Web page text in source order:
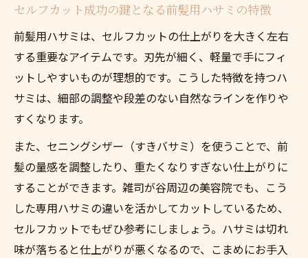
セルフカット成功の鍵となる前髪用ハサミの特徴
前髪用ハサミは、セルフカットの仕上がりを大きく左右
する重要なアイテムです。刃先が細く、軽量で手にフィ
ットしやすいものが理想的です。こうした特徴を持つハ
サミは、細部の調整や段差のない自然なラインを作りや
すくなります。
また、セニングシザー（すきバサミ）を使うことで、前
髪の量感を調整したり、重たくなりすぎない仕上がりに
することができます。雑司が谷周辺の美容院でも、こう
した専用ハサミの違いを活かしてカットしているため、
セルフカットでもぜひ参考にしましょう。ハサミは切れ
味が落ちると仕上がりが悪くなるので、こまめにお手入